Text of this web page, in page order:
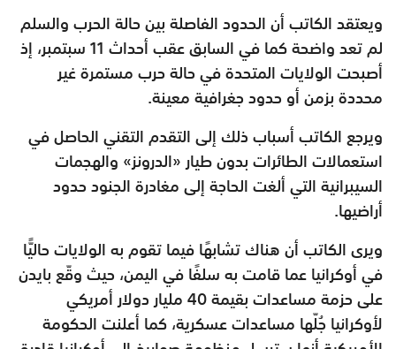
ويعتقد الكاتب أن الحدود الفاصلة بين حالة الحرب والسلم
لم تعد واضحة كما في السابق عقب أحداث 11 سبتمبر، إذ
أصبحت الولايات المتحدة في حالة حرب مستمرة غير
محددة بزمن أو حدود جغرافية معينة.
ويرجع الكاتب أسباب ذلك إلى التقدم التقني الحاصل في
استعمالات الطائرات بدون طيار «الدرونز» والهجمات
السيبرانية التي ألغت الحاجة إلى مغادرة الجنود حدود
أراضيها.
ويرى الكاتب أن هناك تشابهًا فيما تقوم به الولايات حاليًّا
في أوكرانيا عما قامت به سلفًا في اليمن، حيث وقّع بايدن
على حزمة مساعدات بقيمة 40 مليار دولار أمريكي
لأوكرانيا جُلّها مساعدات عسكرية، كما أعلنت الحكومة